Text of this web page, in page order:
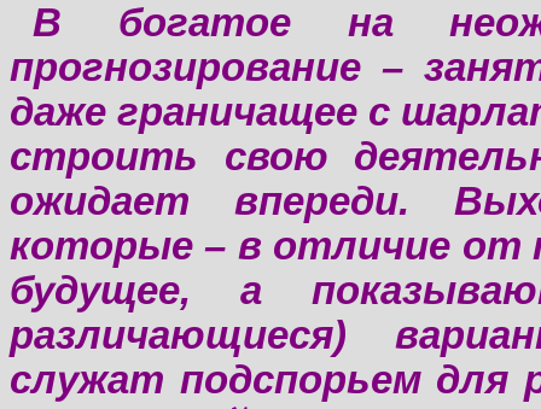
В богатое на
прогнозирование –
даже граничащее с
строить свою
ожидает впереди.
которые – в отличие от
будущее, а
различающиеся)
служат подспорьем для